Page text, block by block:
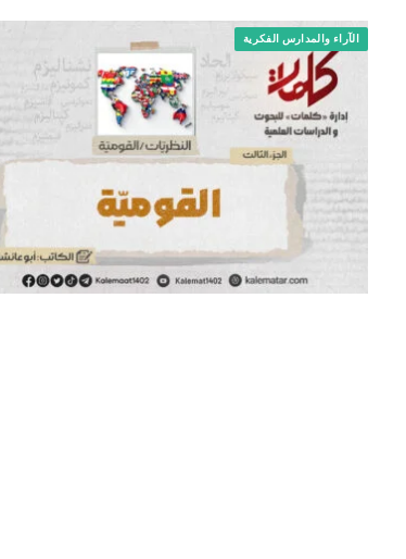
الآراء والمدارس الفكرية